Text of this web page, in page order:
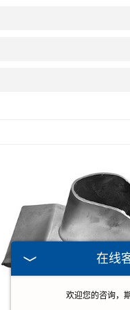
在线
欢迎您的咨询，